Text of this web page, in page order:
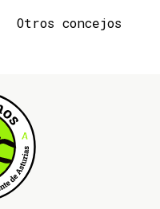
Otros concejos